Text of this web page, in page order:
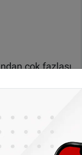
çok fazlası